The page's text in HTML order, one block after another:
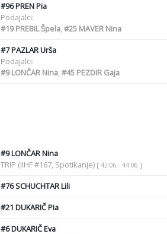
#96PREN Pia
Podajalci:
#19PREBIL Špela,#25MAVER Nina
#7PAZLAR Urša
Podajalci:
#9LONČAR Nina,#45PEZDIR Gaja
#9LONČAR Nina
TRIP (IIHF #167, Spotikanje) [ 42:06 - 44:06 ]
#76SCHUCHTAR Lili
#21 DUKARIČ Pia
#6DUKARIČ Eva